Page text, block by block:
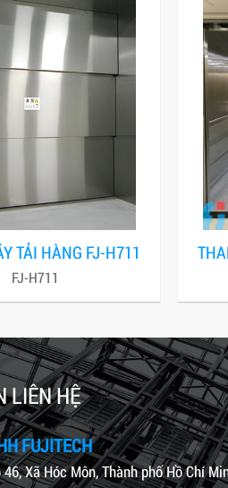
TẢI HÀNG FJ-H711
FJ-H711
LIÊN HỆ
FUJITECH
Xã Hóc Môn, Thành phố Hồ Chí